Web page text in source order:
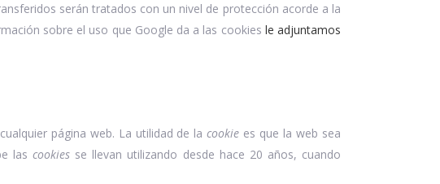
serán tratados con un nivel de protección acorde a la
sobre el uso que Google da a las cookies le adjuntamos
página web. La utilidad de lacookie es que la web sea
lascookies se llevan utilizando desde hace 20 años, cuando